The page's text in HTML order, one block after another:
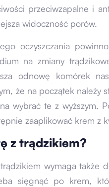
przeciwzapalne i
widoczność porów.
oczyszczania
na zmiany
odnowę komórek
że na początek należy
wybrać te z wyższym.
zaaplikować krem z
z trądzikiem?
wymaga także
sięgnąć po krem,